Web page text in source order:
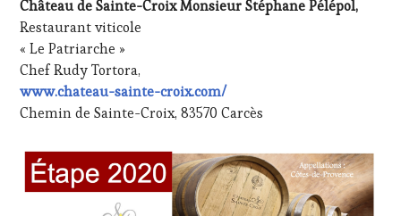
Château de Sainte-Croix Monsieur Stéphane Pélépol,
Restaurant viticole
« Le Patriarche »
Chef Rudy Tortora,
www.chateau-sainte-croix.com/
Chemin de Sainte-Croix, 83570 Carcès